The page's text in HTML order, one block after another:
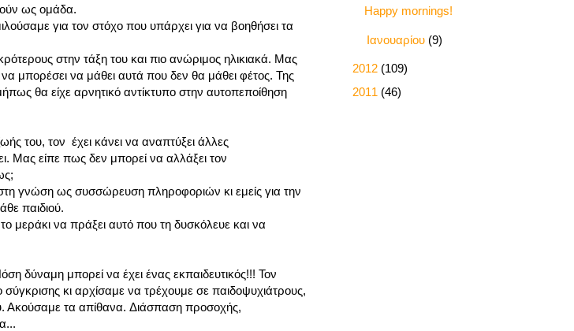
ως ομάδα.
για τον στόχο που υπάρχει για να βοηθήσει τα
στην τάξη του και πιο ανώριμος ηλικιακά. Μας
μπορέσει να μάθει αυτά που δεν θα μάθει φέτος. Της
θα είχε αρνητικό αντίκτυπο στην αυτοπεποίθηση
του, τον έχει κάνει να αναπτύξει άλλες
Μας είπε πως δεν μπορεί να αλλάξει τον
γνώση ως συσσώρευση πληροφοριών κι εμείς για την
παιδιού.
μεράκι να πράξει αυτό που τη δυσκόλευε και να
δύναμη μπορεί να έχει ένας εκπαιδευτικός!!! Τον
κι αρχίσαμε να τρέχουμε σε παιδοψυχιάτρους,
Ακούσαμε τα απίθανα. Διάσπαση προσοχής,
Happy mornings!
Ιανουαρίου (9)
2012 (109)
2011 (46)